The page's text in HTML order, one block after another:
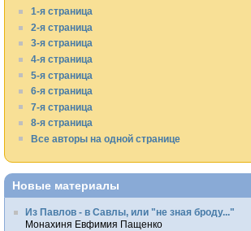
1-я страница
2-я страница
3-я страница
4-я страница
5-я страница
6-я страница
7-я страница
8-я страница
Все авторы на одной странице
Новые материалы
Из Павлов - в Савлы, или "не зная броду..."
Монахиня Евфимия Пащенко